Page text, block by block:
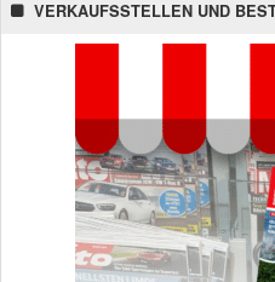
VERKAUFSSTELLEN UND